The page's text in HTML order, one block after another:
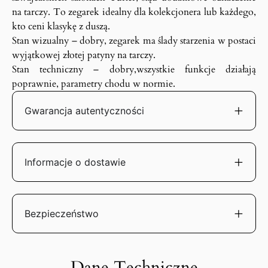
na tarczy. To zegarek idealny dla kolekcjonera lub każdego,
kto ceni klasykę z duszą.
Stan wizualny – dobry, zegarek ma ślady starzenia w postaci
wyjątkowej złotej patyny na tarczy.
Stan techniczny – dobry,wszystkie funkcje działają
poprawnie, parametry chodu w normie.
Gwarancja autentyczności
Informacje o dostawie
Bezpieczeństwo